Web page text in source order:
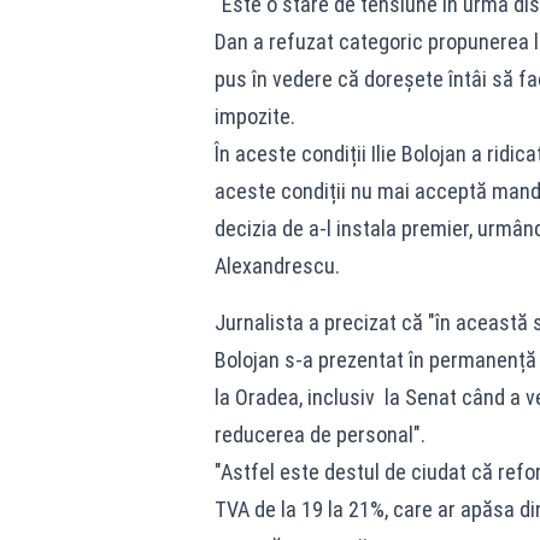
Dan a refuzat categoric propunerea
pus în vedere că doreșete întâi să
impozite.
În aceste condiții Ilie Bolojan a
aceste condiții nu mai acceptă
decizia de a-l instala premier,
Alexandrescu.
Jurnalista a precizat că "în această
Bolojan s-a prezentat în
la Oradea, inclusiv la Senat când a
reducerea de personal".
"Astfel este destul de ciudat că
TVA de la 19 la 21%, care ar apăsa